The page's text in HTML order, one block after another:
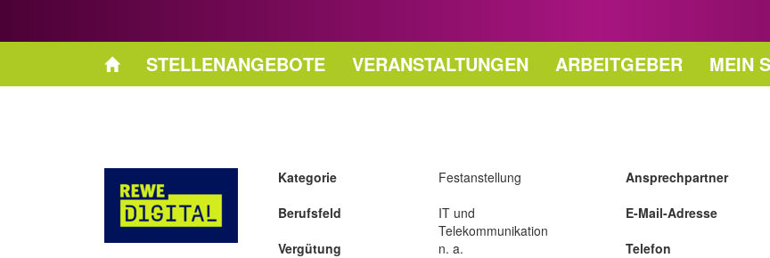
STELLENANGEBOTE VERANSTALTUNGEN ARBEITGEBER MEIN
Kategorie
Berufsfeld
Vergütung
Festanstellung
IT und
Telekommunikation
n. a.
Ansprechpartner
E-Mail-Adresse
Telefon